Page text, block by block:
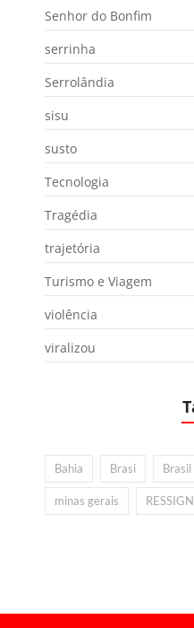
Senhor do Bonfim
serrinha
Serrolândia
sisu
susto
Tecnologia
Tragédia
trajetória
Turismo e Viagem
violência
viralizou
Bahia Brasi Brasil
minas gerais